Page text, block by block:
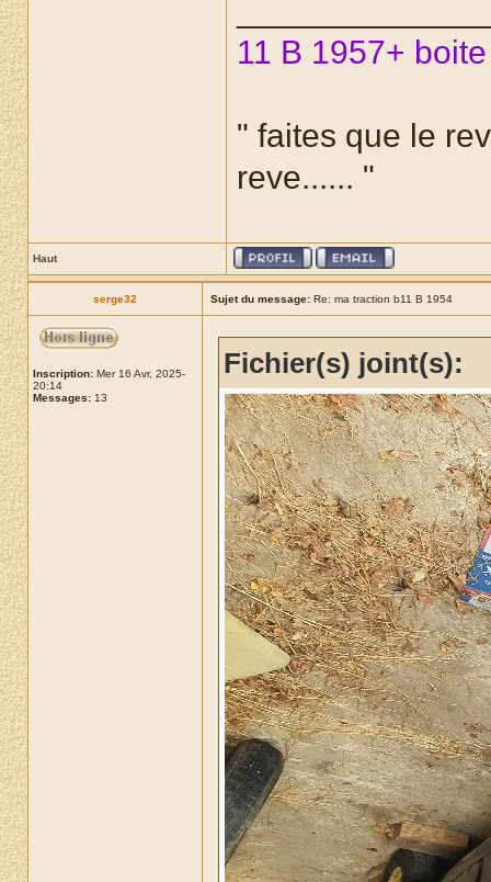
11 B 1957+
" faites que le
reve...... "
Haut
serge32 Sujet du message: Re: ma traction b11 B 1954
Inscription: Mer 16 Avr, 2025-
20:14
Messages: 13
Fichier(s) joint(s):